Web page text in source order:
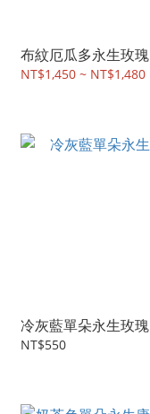
布紋厄瓜多永生玫瑰
NT$1,450 ~ NT$1,480
冷灰藍單朵永生玫瑰
NT$550